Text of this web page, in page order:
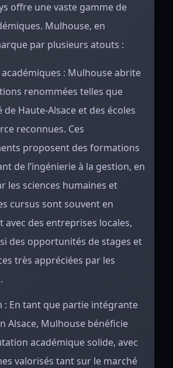
offre une vaste gamme de
Mulhouse, en
par plusieurs atouts :
: Mulhouse abrite
renommées telles que
de Haute-Alsace et des écoles
reconnues. Ces
proposent des formations
de l’ingénierie à la gestion, en
les sciences humaines et
cursus sont souvent en
avec des entreprises locales,
des opportunités de stages et
très appréciées par les
: En tant que partie intégrante
Alsace, Mulhouse bénéficie
académique solide, avec
valorisés tant sur le marché